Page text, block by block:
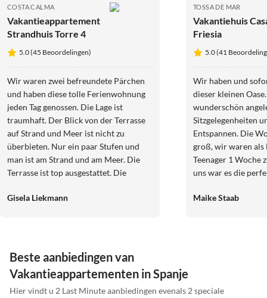
COSTA CALMA
Vakantieappartement
Strandhuis Torre 4
5.0 (45 Beoordelingen)
Wir waren zwei befreundete Pärchen
und haben diese tolle Ferienwohnung
jeden Tag genossen. Die Lage ist
traumhaft. Der Blick von der Terrasse
auf Strand und Meer ist nicht zu
überbieten. Nur ein paar Stufen und
man ist am Strand und am Meer. Die
Terrasse ist top ausgestattet. Die
komfortabel und sauber. Lars hat uns
Gisela Liekmann
TOSSA DE MAR
Vakantiehuis
Friesia
5.0 (41
Wir haben und
dieser kleinen
wunderschön
Sitzgelegenheiten
Entspannen. Die Wohnung ist schön
groß, wir waren als Familie mit 2
Teenager 1 Woche
uns war es die
kann sich zurückziehen.
Maike Staab
Beste aanbiedingen van
Vakantieappartementen in Spanje
Hier vindt u 2 Last Minute aanbiedingen evenals 2 speciale